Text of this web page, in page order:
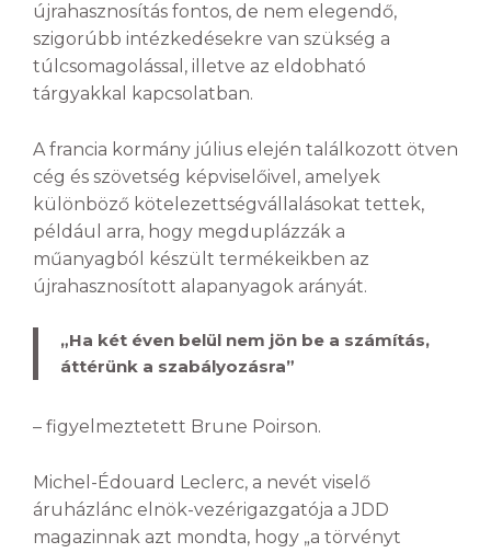
újrahasznosítás fontos, de nem elegendő,
szigorúbb intézkedésekre van szükség a
túlcsomagolással, illetve az eldobható
tárgyakkal kapcsolatban.
A francia kormány július elején találkozott ötven
cég és szövetség képviselőivel, amelyek
különböző kötelezettségvállalásokat tettek,
például arra, hogy megduplázzák a
műanyagból készült termékeikben az
újrahasznosított alapanyagok arányát.
„Ha két éven belül nem jön be a számítás,
áttérünk a szabályozásra”
– figyelmeztetett Brune Poirson.
Michel-Édouard Leclerc, a nevét viselő
áruházlánc elnök-vezérigazgatója a JDD
magazinnak azt mondta, hogy „a törvényt